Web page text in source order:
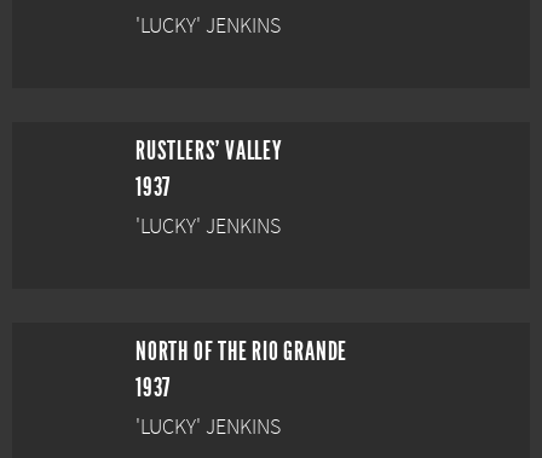
'LUCKY' JENKINS
RUSTLERS' VALLEY
1937
'LUCKY' JENKINS
NORTH OF THE RIO GRANDE
1937
'LUCKY' JENKINS